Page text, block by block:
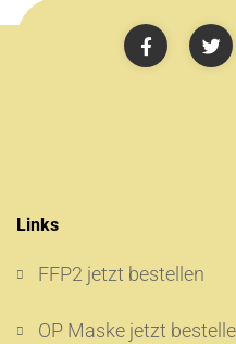
Links
FFP2 jetzt bestellen
OP Maske jetzt